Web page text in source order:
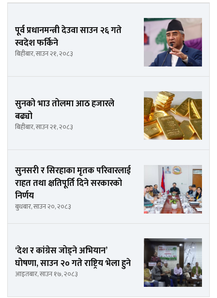
पूर्व प्रधानमन्त्री देउवा साउन २६ गते
स्वदेश फर्किने
बिहीबार, साउन २१, २०८३
सुनको भाउ तोलमा आठ हजारले
बढ्यो
बिहीबार, साउन २१, २०८३
सुनसरी र सिरहाका मृतक परिवारलाई
राहत तथा क्षतिपूर्ति दिने सरकारको
निर्णय
बुधबार, साउन २०, २०८३
‘देश र कांग्रेस जोड्ने अभियान’
घोषणा, साउन २० गते राष्ट्रिय भेला हुने
आइतबार, साउन १७, २०८३